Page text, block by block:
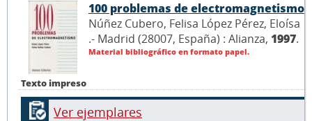
Texto impreso
100 problemas de electromagnetismo
Núñez Cubero, Felisa López Pérez, Eloísa
.- Madrid (28007, España) : Alianza, 1997.
Material bibliográfico en formato papel.
Ver ejemplares